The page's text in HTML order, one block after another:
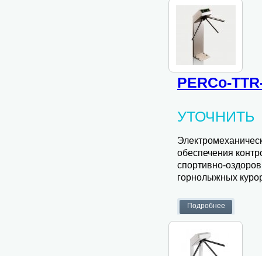
PERCo-
УТОЧНИТЬ
обеспечения
спортивно-
горнолыжных